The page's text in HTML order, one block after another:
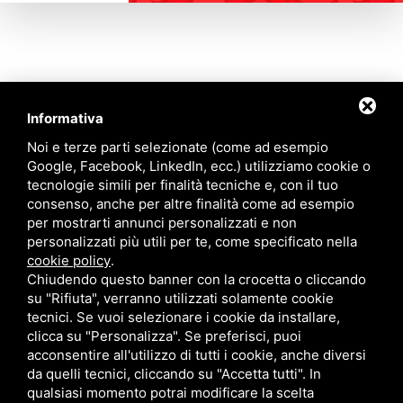
Informativa
Noi e terze parti selezionate (come ad esempio
Google, Facebook, LinkedIn, ecc.) utilizziamo cookie o
tecnologie simili per finalità tecniche e, con il tuo
consenso, anche per altre finalità come ad esempio
per mostrarti annunci personalizzati e non
personalizzati più utili per te, come specificato nella
cookie policy.
Chiudendo questo banner con la crocetta o cliccando
su "Rifiuta", verranno utilizzati solamente cookie
tecnici. Se vuoi selezionare i cookie da installare,
clicca su "Personalizza". Se preferisci, puoi
acconsentire all'utilizzo di tutti i cookie, anche diversi
da quelli tecnici, cliccando su "Accetta tutti". In
qualsiasi momento potrai modificare la scelta
Contattaci
Via Quinto Bucci, 205, 47521 Cesena (FC)
+39 0543 31536
+39 320 6635083
info@amiciziaeamore.it
Links
Chi siamo
Crea il tuo profilo
Franchising
Annunci
Blog
Contatti
Follow Us